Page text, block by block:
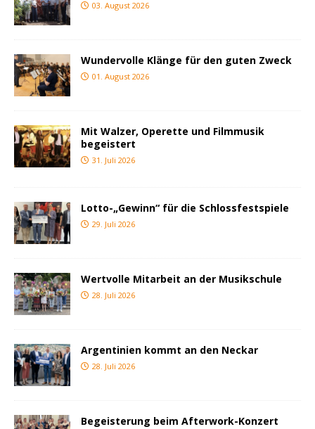
03. August 2026
Wundervolle Klänge für den guten Zweck
01. August 2026
Mit Walzer, Operette und Filmmusik
begeistert
31. Juli 2026
Lotto-„Gewinn“ für die Schlossfestspiele
29. Juli 2026
Wertvolle Mitarbeit an der Musikschule
28. Juli 2026
Argentinien kommt an den Neckar
28. Juli 2026
Begeisterung beim Afterwork-Konzert